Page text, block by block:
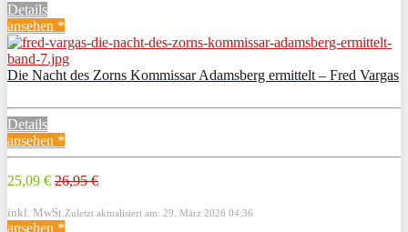
Details
ansehen *
Die Nacht des Zorns Kommissar Adamsberg ermittelt – Fred Vargas
Details
ansehen *
25,09 € 26,95 €
inkl. MwSt. Zuletzt aktualisiert am: 29. März 2026 04:36
ansehen *